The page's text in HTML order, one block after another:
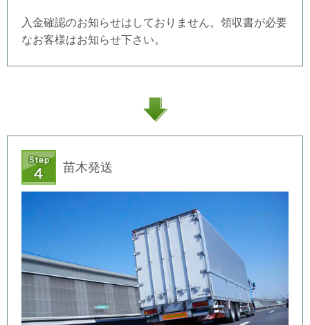
入金確認のお知らせはしておりません。領収書が必要
なお客様はお知らせ下さい。
苗木発送